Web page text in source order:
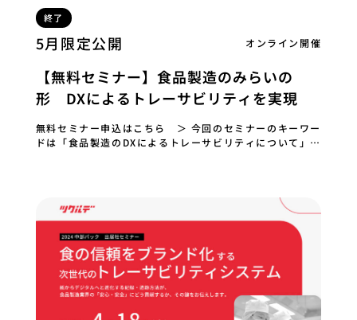
終了
5月限定公開 オンライン開催
【無料セミナー】食品製造のみらいの
形 DXによるトレーサビリティを実現
無料セミナー申込はこちら ＞ 今回のセミナーのキーワー
ドは「食品製造のDXによるトレーサビリティについて」で